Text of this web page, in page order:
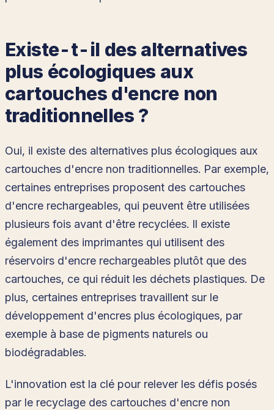
Existe-t-il des alternatives
plus écologiques aux
cartouches d'encre non
traditionnelles ?
Oui, il existe des alternatives plus écologiques aux
cartouches d'encre non traditionnelles. Par exemple,
certaines entreprises proposent des cartouches
d'encre rechargeables, qui peuvent être utilisées
plusieurs fois avant d'être recyclées. Il existe
également des imprimantes qui utilisent des
réservoirs d'encre rechargeables plutôt que des
cartouches, ce qui réduit les déchets plastiques. De
plus, certaines entreprises travaillent sur le
développement d'encres plus écologiques, par
exemple à base de pigments naturels ou
biodégradables.
L'innovation est la clé pour relever les défis posés
par le recyclage des cartouches d'encre non